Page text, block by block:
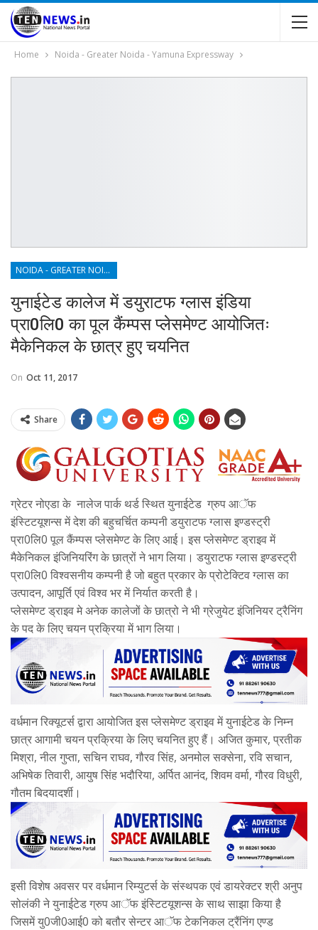
Home Noida - Greater Noida - Yamuna Expressway
NOIDA - GREATER NOIDA - YAMUNA EXPRESSWAY
युनाईटेड कालेज में डयुराटफ ग्लास इंडिया
प्रा0लि0 का पूल कैंम्पस प्लेसमेण्ट आयोजितः
मैकेनिकल के छात्र हुए चयनित
On Oct 11, 2017
Share
ग्रेटर नोएडा के नालेज पार्क थर्ड स्थित युनाईटेड ग्रुप आॅफ
इंस्टिटयूशन्स में देश की बहुचर्चित कम्पनी डयुराटफ ग्लास इण्डस्ट्री
प्रा0लि0 पूल कैंम्पस प्लेसमेण्ट के लिए आई। इस प्लेसमेण्ट ड्राइव में
मैकेनिकल इंजिनियरिंग के छात्रों ने भाग लिया। डयुराटफ ग्लास इण्डस्ट्री
प्रा0लि0 विश्वसनीय कम्पनी है जो बहुत प्रकार के प्रोटेक्टिव ग्लास का
उत्पादन, आपूर्ति एवं विश्व भर में निर्यात करती है।
प्लेसमेण्ट ड्राइव मे अनेक कालेजों के छात्रो ने भी ग्रेजुयेट इंजिनियर ट्रैनिंग
के पद के लिए चयन प्रक्रिया में भाग लिया।
वर्धमान रिक्यूटर्स द्वारा आयोजित इस प्लेसमेण्ट ड्राइव में युनाईटेड के निम्न
छात्र आगामी चयन प्रक्रिया के लिए चयनित हुए हैं। अजित कुमार, प्रतीक
मिश्रा, नील गुप्ता, सचिन राघव, गौरव सिंह, अनमोल सक्सेना, रवि सचान,
अभिषेक तिवारी, आयुष सिंह भदौरिया, अर्पित आनंद, शिवम वर्मा, गौरव विधुरी,
गौतम बिदयादर्शी।
इसी विशेष अवसर पर वर्धमान रिम्युटर्स के संस्थपक एवं डायरेक्टर श्री अनुप
सोलंकी ने युनाईटेड ग्रुप आॅफ इंस्टिटयूशन्स के साथ साझा किया है
जिसमें यु0जी0आई0 को बतौर सेन्टर आॅफ टेकनिकल ट्रैंनिंग एण्ड